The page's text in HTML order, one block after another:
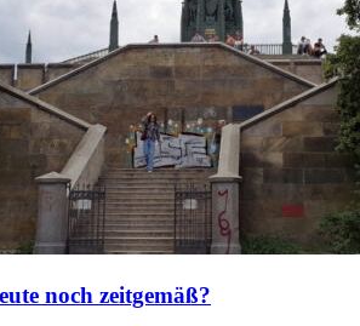
noch zeitgemäß?